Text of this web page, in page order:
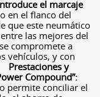
el marcaje
en el flanco del
que este neumático
las mejores del
compromete a
vehículos, y con
Prestaciones y
Compound”:
permite conciliar el